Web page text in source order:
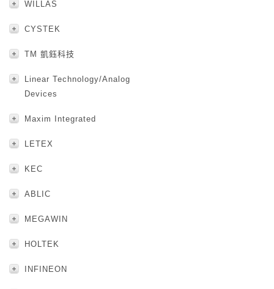
WILLAS
CYSTEK
TM 凱鈺科技
Linear Technology/Analog
Devices
Maxim Integrated
LETEX
KEC
ABLIC
MEGAWIN
HOLTEK
INFINEON